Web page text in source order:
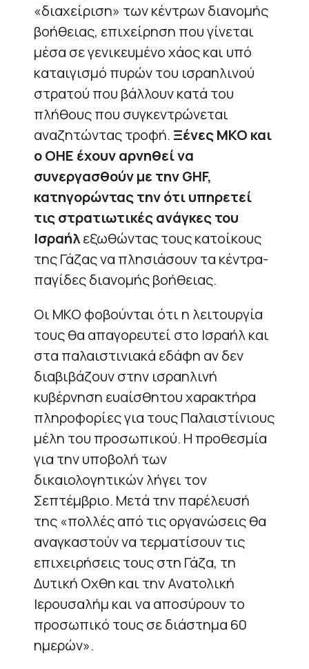
«διαχείριση» των κέντρων διανομής
βοήθειας, επιχείρηση που γίνεται
μέσα σε γενικευμένο χάος και υπό
καταιγισμό πυρών του ισραηλινού
στρατού που βάλλουν κατά του
πλήθους που συγκεντρώνεται
αναζητώντας τροφή. Ξένες ΜΚΟ και
ο ΟΗΕ έχουν αρνηθεί να
συνεργασθούν με την GHF,
κατηγορώντας την ότι υπηρετεί
τις στρατιωτικές ανάγκες του
Ισραήλεξωθώντας τους κατοίκους
της Γάζας να πλησιάσουν τα κέντρα-
παγίδες διανομής βοήθειας.
Οι ΜΚΟ φοβούνται ότι η λειτουργία
τους θα απαγορευτεί στο Ισραήλ και
στα παλαιστινιακά εδάφη αν δεν
διαβιβάζουν στην ισραηλινή
κυβέρνηση ευαίσθητου χαρακτήρα
πληροφορίες για τους Παλαιστίνιους
μέλη του προσωπικού. Η προθεσμία
για την υποβολή των
δικαιολογητικών λήγει τον
Σεπτέμβριο. Μετά την παρέλευσή
της «πολλές από τις οργανώσεις θα
αναγκαστούν να τερματίσουν τις
επιχειρήσεις τους στη Γάζα, τη
Δυτική Οχθη και την Ανατολική
Ιερουσαλήμ και να αποσύρουν το
προσωπικό τους σε διάστημα 60
ημερών».